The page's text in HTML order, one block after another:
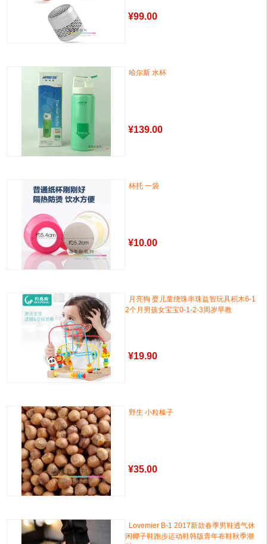
¥99.00
哈尔斯 水杯
¥139.00
杯托 一袋
¥10.00
月亮狗 婴儿童绕珠串珠益智玩具积木6-1
2个月男孩女宝宝0-1-2-3周岁早教
¥19.90
野生 小粒榛子
¥35.00
Lovemier B-1 2017新款春季男鞋透气休
闲椰子鞋跑步运动鞋韩版青年布鞋秋季潮